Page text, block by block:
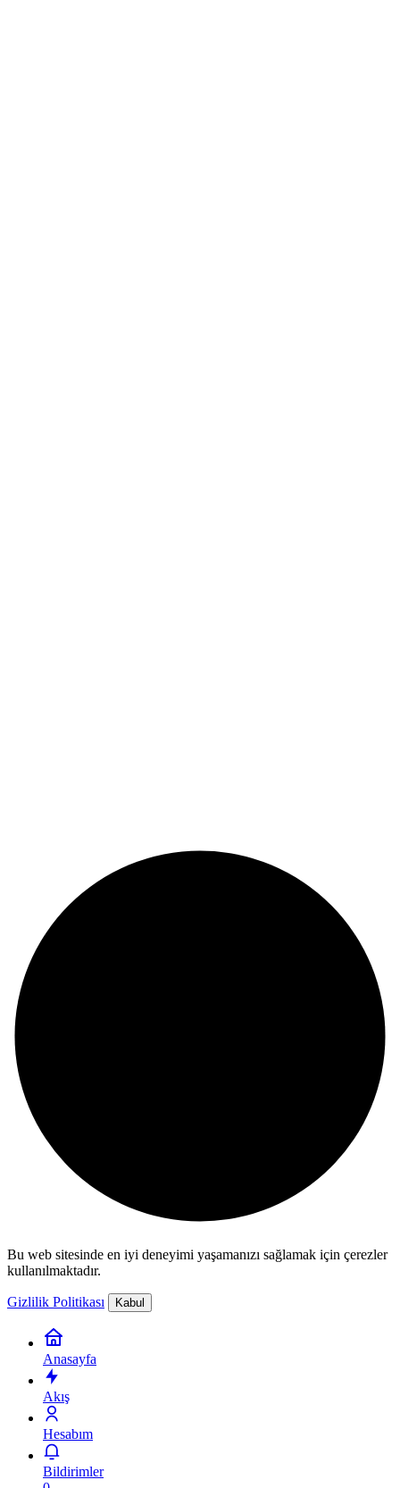
Bu web sitesinde en iyi deneyimi yaşamanızı sağlamak için çerezler
kullanılmaktadır.
Gizlilik Politikası Kabul
Anasayfa
Akış
Hesabım
Bildirimler